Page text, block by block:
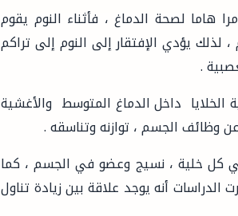
هاما لصحة الدماغ ، فأثناء النوم يقوم
لذلك يؤدي الإفتقار إلى النوم إلى تراكم
.
الخلايا داخل الدماغ المتوسط والأغشية
وظائف الجسم ، توازنه وتناسقه .
كل خلية ، نسيج وعضو في الجسم ، كما
أنه يوجد علاقة بين زيادة تناول